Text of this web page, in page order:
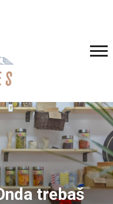
trebaš